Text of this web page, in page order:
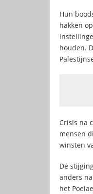
Hun
hakken
houden.
Crisis na
mensen
winsten
De
anders
het